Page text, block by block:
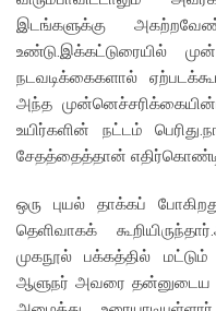
இடங்களுக்கு
உண்டு.இக்கட்டுரையில்
நடவடிக்கைகளால்
அந்த
உயிர்களின் நட்டம்
சேதத்தைத்தான்
ஒரு புயல் தாக்கப்
தெளிவாகக்
முகநூல் பக்கத்தில்
ஆளுநர் அவரை தன்னுடைய